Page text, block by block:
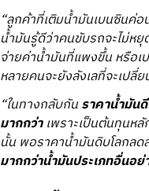
“ลูกค้าที่เติมน้ำมันเบนซินค่
น้ำมันรู้ดีว่าคนขับรถจะไม่ห
จ่ายค่าน้ำมันที่แพงขึ้น หรือเ
หลายคนจะยังลังเลที่จะเปลี่
“ในทางกลับกันราคาน้ำมัน
มากกว่าเพราะเป็นต้นทุนห
นั้น พอราคาน้ำมันดิบโลกลด
มากกว่าน้ำมันประเภทอื่นอย่